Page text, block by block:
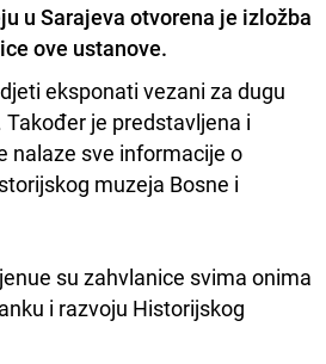
u Sarajeva otvorena je izložba
ove ustanove.
eksponati vezani za dugu
je predstavljena i
nalaze sve informacije o
muzeja Bosne i
su zahvlanice svima onima
i razvoju Historijskog